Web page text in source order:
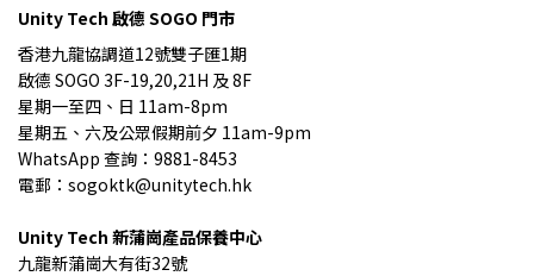
Unity Tech 啟德 SOGO 門市
香港九龍協調道12號雙子匯1期
啟德 SOGO 3F-19,20,21H 及 8F
星期一至四、日 11am-8pm
星期五、六及公眾假期前夕 11am-9pm
WhatsApp 查詢：9881-8453
電郵：sogoktk@unitytech.hk
Unity Tech 新蒲崗產品保養中心
九龍新蒲崗大有街32號